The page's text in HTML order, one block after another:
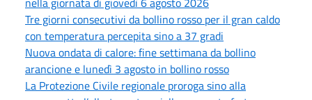
Tre giorni consecutivi da bollino rosso per il gran caldo
con temperatura percepita sino a 37 gradi
Nuova ondata di calore: fine settimana da bollino
arancione e lunedì 3 agosto in bollino rosso
La Protezione Civile regionale proroga sino alla